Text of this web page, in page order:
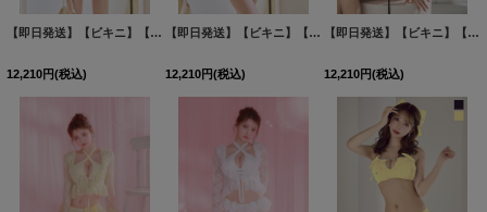
【即日発送】【ビキニ】【水着】サイドリボンビジュースタッズビキニ 2点セット [FB01]吉木千沙都（ちぃぽぽ）着用
12,210円(税込)
【即日発送】【ビキニ】【水着】サイドリボンビジュースタッズビキニ 2点セット [FB01]吉木千沙都（ちぃぽぽ）着用
12,210円(税込)
【即日発送】【ビキニ】【水着】サイドリボンビジュースタッズビキニ 2点セット [FB01]三上悠亜着用
12,210円(税込)